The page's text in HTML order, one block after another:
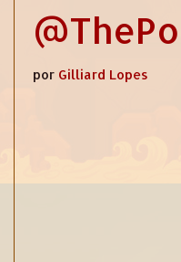
por Gilliard Lopes